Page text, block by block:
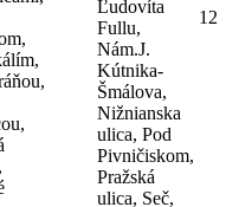
Ľudovíta
Fullu,
Nám.J.
Kútnika-
Šmálova,
Nižnianska
ulica, Pod
Pivničiskom,
Pražská
ulica, Seč,
12